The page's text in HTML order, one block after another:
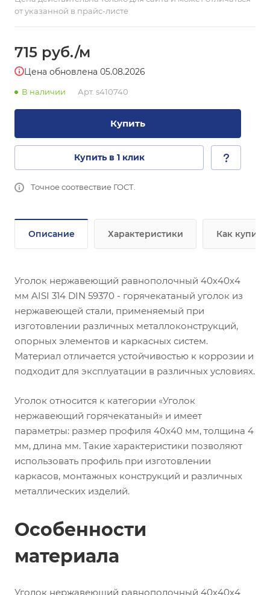
от указанной в прайс-листе
715 руб./м
Цена обновлена 05.08.2026
В наличии Арт. s410740
Купить
Купить в 1 клик
Точное соотвествие ГОСТ.
Описание Характеристики Как купить
Уголок нержавеющий равнополочный 40х40х4
мм AISI 314 DIN 59370 - горячекатаный уголок из
нержавеющей стали, применяемый при
изготовлении различных металлоконструкций,
опорных элементов и каркасных систем.
Материал отличается устойчивостью к коррозии и
подходит для эксплуатации в различных условиях.
Уголок относится к категории «Уголок
нержавеющий горячекатаный» и имеет
параметры: размер профиля 40х40 мм, толщина 4
мм, длина мм. Такие характеристики позволяют
использовать профиль при изготовлении
каркасов, монтажных конструкций и различных
металлических изделий.
Особенности
материала
Уголок нержавеющий равнополочный 40х40х4